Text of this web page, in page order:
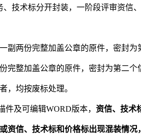
技术标分开封装，一阶段评审资信
两份完整加盖公章的原件，密封为
完整加盖公章的原件，密封为第二个
，均按废标处理。
及可编辑WORD版本， 资信、技术
信、技术标和价格标出现混装情况